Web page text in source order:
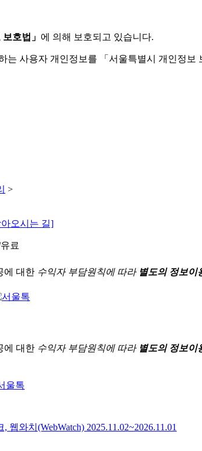
보호법」 에 의해 보호되고 있습니다.
는 사용자 개인정보를 「서울특별시 개인정보
>
오시는 길]
료
에 대한 수익자 부담원칙에 따라 별도의 정보이
에 대한 수익자 부담원칙에 따라 별도의 정보이